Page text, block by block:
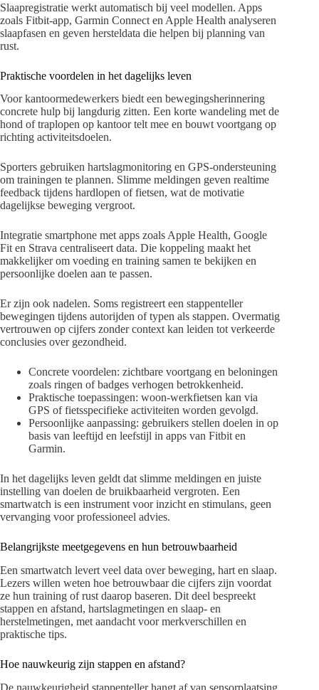
Slaapregistratie werkt automatisch bij veel modellen. Apps
zoals Fitbit-app, Garmin Connect en Apple Health analyseren
slaapfasen en geven hersteldata die helpen bij planning van
rust.
Praktische voordelen in het dagelijks leven
Voor kantoormedewerkers biedt een bewegingsherinnering
concrete hulp bij langdurig zitten. Een korte wandeling met de
hond of traplopen op kantoor telt mee en bouwt voortgang op
richting activiteitsdoelen.
Sporters gebruiken hartslagmonitoring en GPS-ondersteuning
om trainingen te plannen. Slimme meldingen geven realtime
feedback tijdens hardlopen of fietsen, wat de motivatie
dagelijkse beweging vergroot.
Integratie smartphone met apps zoals Apple Health, Google
Fit en Strava centraliseert data. Die koppeling maakt het
makkelijker om voeding en training samen te bekijken en
persoonlijke doelen aan te passen.
Er zijn ook nadelen. Soms registreert een stappenteller
bewegingen tijdens autorijden of typen als stappen. Overmatig
vertrouwen op cijfers zonder context kan leiden tot verkeerde
conclusies over gezondheid.
Concrete voordelen: zichtbare voortgang en beloningen
zoals ringen of badges verhogen betrokkenheid.
Praktische toepassingen: woon-werkfietsen kan via
GPS of fietsspecifieke activiteiten worden gevolgd.
Persoonlijke aanpassing: gebruikers stellen doelen in op
basis van leeftijd en leefstijl in apps van Fitbit en
Garmin.
In het dagelijks leven geldt dat slimme meldingen en juiste
instelling van doelen de bruikbaarheid vergroten. Een
smartwatch is een instrument voor inzicht en stimulans, geen
vervanging voor professioneel advies.
Belangrijkste meetgegevens en hun betrouwbaarheid
Een smartwatch levert veel data over beweging, hart en slaap.
Lezers willen weten hoe betrouwbaar die cijfers zijn voordat
ze hun training of rust daarop baseren. Dit deel bespreekt
stappen en afstand, hartslagmetingen en slaap- en
herstelmetingen, met aandacht voor merkverschillen en
praktische tips.
Hoe nauwkeurig zijn stappen en afstand?
De nauwkeurigheid stappenteller hangt af van sensorplaatsing